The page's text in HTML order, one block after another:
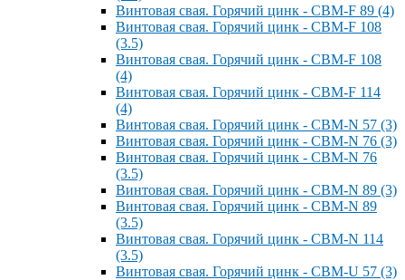
Винтовая свая. Горячий цинк - СВМ-F 89 (4)
Винтовая свая. Горячий цинк - СВМ-F 108
(3.5)
Винтовая свая. Горячий цинк - СВМ-F 108
(4)
Винтовая свая. Горячий цинк - СВМ-F 114
(4)
Винтовая свая. Горячий цинк - СВМ-N 57 (3)
Винтовая свая. Горячий цинк - СВМ-N 76 (3)
Винтовая свая. Горячий цинк - СВМ-N 76
(3.5)
Винтовая свая. Горячий цинк - СВМ-N 89 (3)
Винтовая свая. Горячий цинк - СВМ-N 89
(3.5)
Винтовая свая. Горячий цинк - СВМ-N 114
(3.5)
Винтовая свая. Горячий цинк - СВМ-U 57 (3)